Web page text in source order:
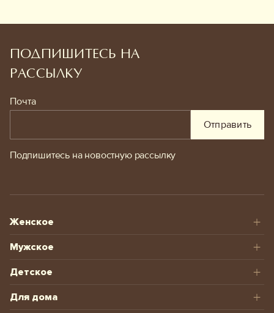
ПОДПИШИТЕСЬ НА
РАССЫЛКУ
Почта
Отправить
Подпишитесь на новостную рассылку
Женское
Мужское
Детское
Для дома